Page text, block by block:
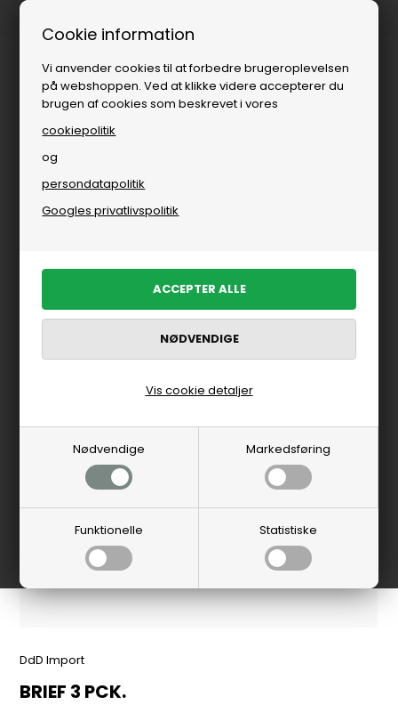
Cookie information
Vi anvender cookies til at forbedre brugeroplevelsen
på webshoppen. Ved at klikke videre accepterer du
brugen af cookies som beskrevet i vores
cookiepolitik
og
persondatapolitik
Googles privatlivspolitik
Nødvendige Markedsføring
Funktionelle Statistiske
Vis cookie detaljer
DdD Import
BRIEF 3 PCK.